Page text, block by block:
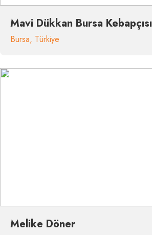
Mavi Dükkan Bursa Kebapçısı
Bursa, Türkiye
Melike Döner